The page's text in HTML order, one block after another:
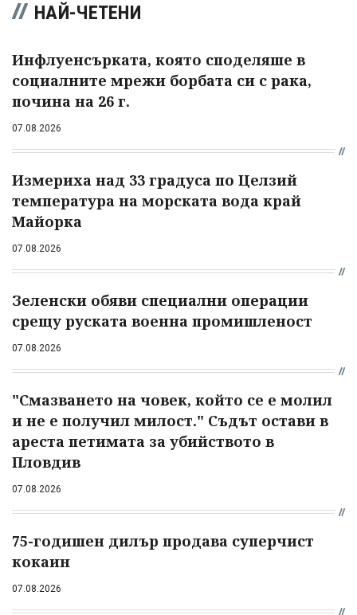
НАЙ-ЧЕТЕНИ
Инфлуенсърката, която споделяше в
социалните мрежи борбата си с рака,
почина на 26 г.
07.08.2026
Измериха над 33 градуса по Целзий
температура на морската вода край
Майорка
07.08.2026
Зеленски обяви специални операции
срещу руската военна промишленост
07.08.2026
"Смазването на човек, който се е молил
и не е получил милост." Съдът остави в
ареста петимата за убийството в
Пловдив
07.08.2026
75-годишен дилър продава суперчист
кокаин
07.08.2026